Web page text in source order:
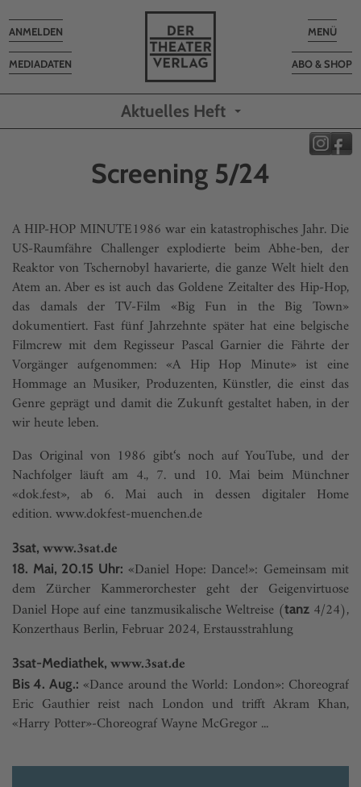
Toggle
MENÜ
ABO & SHOP
MEDIADATEN
Toggle
navigation
ANMELDEN
Aktuelles Heft
Screening 5/24
A HIP-HOP MINUTE1986 war ein katastrophisches Jahr. Die
US-Raumfähre Challenger explodierte beim Abhe-ben, der
Reaktor von Tschernobyl havarierte, die ganze Welt hielt den
Atem an. Aber es ist auch das Goldene Zeitalter des Hip-Hop,
das damals der TV-Film «Big Fun in the Big Town»
dokumentiert. Fast fünf Jahrzehnte später hat eine belgische
Filmcrew mit dem Regisseur Pascal Garnier die Fährte der
Vorgänger aufgenommen: «A Hip Hop Minute» ist eine
Hommage an Musiker, Produzenten, Künstler, die einst das
Genre geprägt und damit die Zukunft gestaltet haben, in der
wir heute leben.
Das Original von 1986 gibt‘s noch auf YouTube, und der
Nachfolger läuft am 4., 7. und 10. Mai beim Münchner
«dok.fest», ab 6. Mai auch in dessen digitaler Home
edition.www.dokfest-muenchen.de
3sat, www.3sat.de
18. Mai, 20.15 Uhr: «Daniel Hope: Dance!»: Gemeinsam mit
dem Zürcher Kammerorchester geht der Geigenvirtuose
Daniel Hope auf eine tanzmusikalische Weltreise (tanz4/24),
Konzerthaus Berlin, Februar 2024, Erstausstrahlung
3sat-Mediathek, www.3sat.de
Bis 4. Aug.: «Dance around the World: London»: Choreograf
Eric Gauthier reist nach London und trifft Akram Khan,
«Harry Potter»-Choreograf Wayne McGregor ...